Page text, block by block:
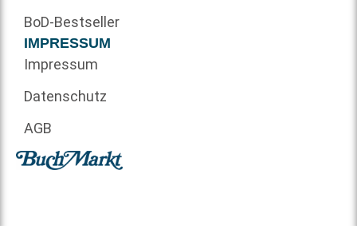
BoD-Bestseller
IMPRESSUM
Impressum
Datenschutz
AGB